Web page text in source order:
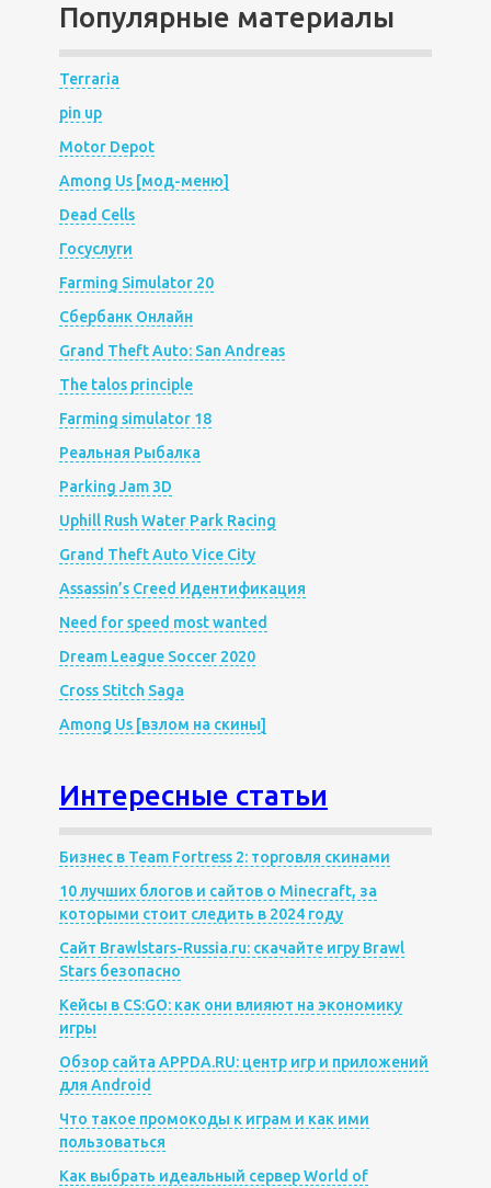
Популярные материалы
Terraria
pin up
Motor Depot
Among Us [мод-меню]
Dead Cells
Госуслуги
Farming Simulator 20
Сбербанк Онлайн
Grand Theft Auto: San Andreas
The talos principle
Farming simulator 18
Реальная Рыбалка
Parking Jam 3D
Uphill Rush Water Park Racing
Grand Theft Auto Vice City
Assassin’s Creed Идентификация
Need for speed most wanted
Dream League Soccer 2020
Cross Stitch Saga
Among Us [взлом на скины]
Интересные статьи
Бизнес в Team Fortress 2: торговля скинами
10 лучших блогов и сайтов о Minecraft, за
которыми стоит следить в 2024 году
Сайт Brawlstars-Russia.ru: скачайте игру Brawl
Stars безопасно
Кейсы в CS:GO: как они влияют на экономику
игры
Обзор сайта APPDA.RU: центр игр и приложений
для Android
Что такое промокоды к играм и как ими
пользоваться
Как выбрать идеальный сервер World of